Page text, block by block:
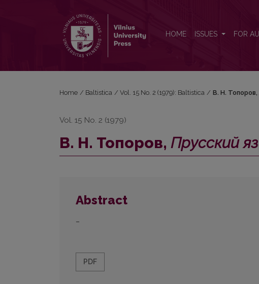
HOME ISSUES FOR
Home / Baltistica / Vol. 15 No. 2 (1979): Baltistica / В. Н. Топоров,
Vol. 15 No. 2 (1979)
В. Н. Топоров, Прусский
Abstract
–
PDF